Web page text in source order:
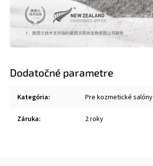
Dodatočné parametre
Kategória: Pre kozmetické salóny
Záruka: 2 roky